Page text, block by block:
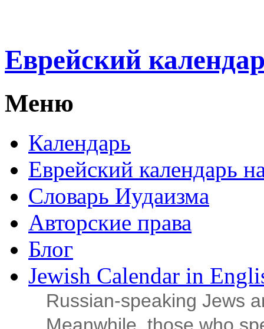
Еврейский
Меню
Календарь
Еврейский календарь
Словарь Иудаизма
Авторские права
Блог
Jewish Calendar in
Russian‑speaking Jews
Meanwhile, those who